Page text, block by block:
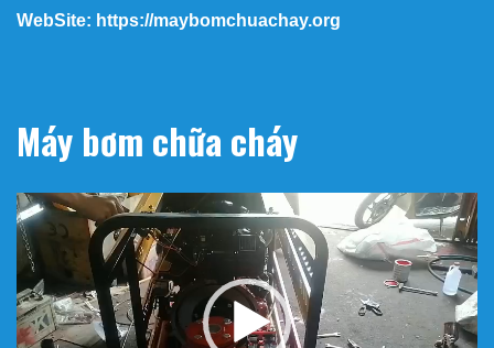
WebSite: https://maybomchuachay.org
Máy bơm chữa cháy
Trình
chơi
Video